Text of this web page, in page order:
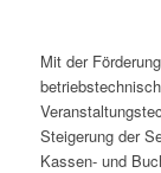
Mit der
Steigerung der
Kassen- und